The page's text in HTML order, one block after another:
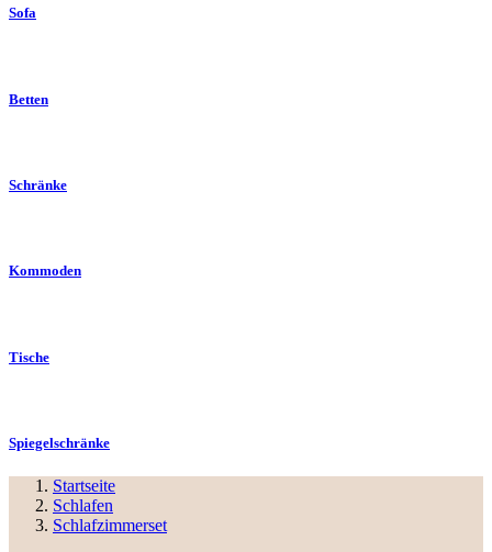
Sofa
Betten
Schränke
Kommoden
Tische
Spiegelschränke
Startseite
Schlafen
Schlafzimmerset